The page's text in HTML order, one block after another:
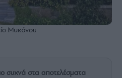
Μυκόνου
συχνά στα αποτελέσματα